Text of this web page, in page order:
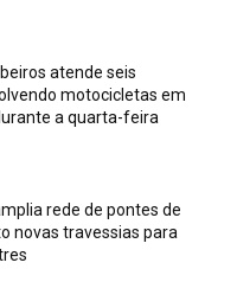
atende seis
motocicletas em
a quarta-feira
rede de pontes de
novas travessias para